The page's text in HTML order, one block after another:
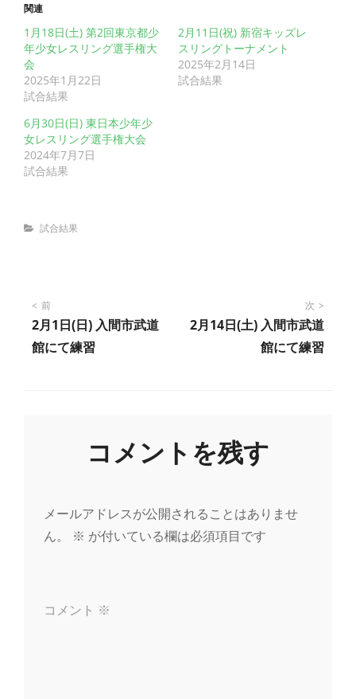
関連
1月18日(土) 第2回東京都少
年少女レスリング選手権大
会
2025年1月22日
試合結果
2月11日(祝) 新宿キッズレ
スリングトーナメント
2025年2月14日
試合結果
6月30日(日) 東日本少年少
女レスリング選手権大会
2024年7月7日
試合結果
Categories
試合結果
投
稿
ー
ョ
前
2月1日(日) 入間市武道
館にて練習
次
2月14日(土) 入間市武道
館にて練習
コメントを残す
メールアドレスが公開されることはありませ
ん。
※ が付いている欄は必須項目です
コメント ※